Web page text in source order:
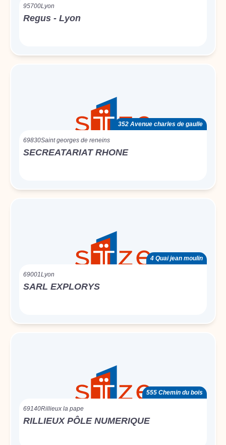
95700Lyon
Regus - Lyon
352 Avenue charles de gaulle
69830Saint georges de reneins
SECREATARIAT RHONE
4 Quai jean moulin
69001Lyon
SARL EXPLORYS
555 Chemin du bois
69140Rillieux la pape
RILLIEUX PÔLE NUMERIQUE